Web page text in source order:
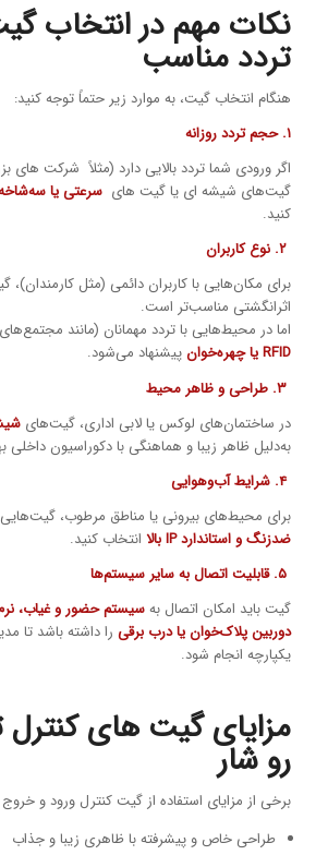
نکات مهم در انتخاب
تردد مناسب
هنگام انتخاب گیت، به موارد زیر حتماً توجه کنید:
۱. حجم تردد روزانه
اگر ورودی شما تردد بالایی دارد (مثلاً شرکت های
گیت‌های شیشه ای یا گیت های سرعتی یا
کنید.
برای مکان‌هایی با کاربران دائمی (مثل کارمندان)،
اثرانگشتی مناسب‌تر است.
اما در محیط‌هایی با تردد مهمانان (مانند
RFID یا چهره‌خوان
پیشنهاد می‌شود.
۳. طراحی و ظاهر محیط
در ساختمان‌های لوکس یا لابی‌ اداری، گیت‌های
به‌دلیل ظاهر زیبا و هماهنگی با دکوراسیون داخلی
۴. شرایط آب‌و‌هوایی
برای محیط‌های بیرونی یا مناطق مرطوب، گیت‌هایی
ضدزنگ و استاندارد IP بالا
انتخاب کنید.
گیت باید امکان اتصال بهسیستم حضور و غیاب،
دوربین پلاک‌خوان یا درب برقیرا داشته باشد تا
یکپارچه انجام شود.
مزایای گیت های کنترل
رو شار
برخی از مزایای استفاده از گیت کنترل ورود و خروج
طراحی خاص و پیشرفته با ظاهری زیبا و جذاب